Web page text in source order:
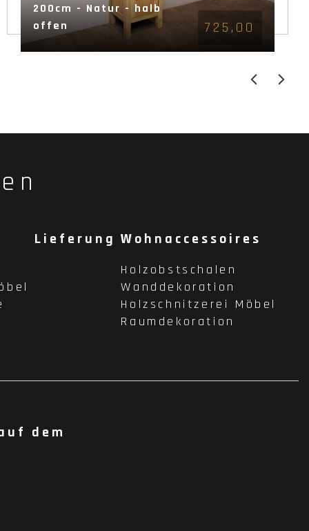
200cm - Natur - halb
offen
725,00
Lieferung Wohnaccessoires
Holzobstschalen
Wanddekoration
Holzschnitzerei Möbel
Raumdekoration
dem